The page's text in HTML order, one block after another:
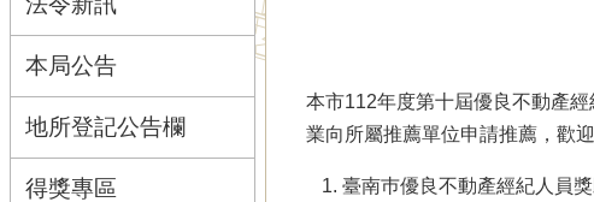
本局公告
地所登記公告欄
得獎專區
本市112年度第十屆優良不動產
業向所屬推薦單位申請推薦，歡
臺南巿優良不動產經紀人員